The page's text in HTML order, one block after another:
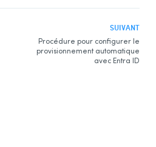
SUIVANT
Procédure pour configurer le
provisionnement automatique
avec Entra ID